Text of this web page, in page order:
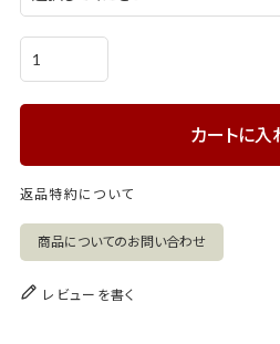
カートに入
返品特約について
商品についてのお問い合わせ
レビューを書く